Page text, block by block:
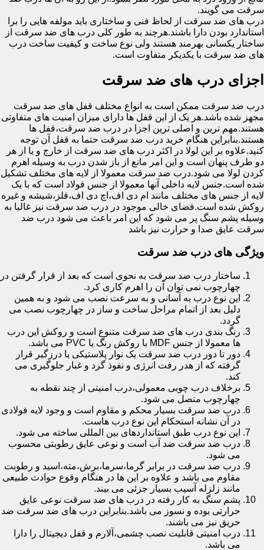
سرقت می گویند.
درب های ضد سرقت از لحاظ فنی و ساختاری باید مولفه هایی را برا
استاندارد بودن دارا باشند.هرچند به طور کلی درب های ضد سرقت از
ساختار یکسانی بهرمند هستند ولی نوع ساخت و کیفیت ساخت درب
های ضد سرقت با یکدیکر متفاوت است.
اجزای درب های ضد سرقت
درب ضد سرقت ممکن است به انواع مختلف قفل های ضد سرقت
مجهز شده باشد.هر یک از این قفل ها دارای میزان امنیت های متفاوتی
هستند.مهم ترین و اصلی ترین اجزا در درب ضد سرقت،قفل ها
هستند.بنابراین هنگام خرید درب ضد سرقت حتما به قفل آن توجه
کنید.علاوه بر این لولا در اکثر درب های ضد سرقت از خارج و یا از هر
دو طرف پنهان است و این امر مانع از باز شدن درب به وسیله اهرم
کردن لولا می شود.درب ضد سرقت معمولا از لایه های مختلف تشکیل
شده است.جنس لایه داخلی آنها معمولا از جنس فولاد است که با یک
لایه از جنس های مختلف مانند ام دی اف،اچ دی اف،فلز،شیشه و غیره
روکش شده است.فضای خالی موجود در درب ضد سرقت نیز غالبا به
وسیله پشم سنگ پر می شود که این امر باعث می شود درب ضد
سرقت عایق صدا و حرارت نیز باشد
ویژگی های درب ضد سرقت
ساختار درب ضد سرقت به نحوی است که بعد از قرار گرفتن در
چهارچوب نمی توان آن را اهرم کاری کرد.
این نوع درب به آسانی و به سرعت نصب می شود و به همین
دلیل بعد از اتمام مراحل ساخت و ساز در چهارچوب نصب می
گردد.
رنگ بندی درب های ضد سرقت متنوع است و روکش این درب
ها معمولا از جنس MDF با روکش رنگ یا PVC می باشد.
دور تا دور درب ضد سرقت یک نوار پلاستیکی یا درزگیر قرار
گرفته که از هدر رفت انرژی و نفوذ گرد و غبار جلوگیری می
کند.
برخلاف درب چوبی معمولی،درب امنیتی از چند نقطه به
چهارچوب متصل می شود.
درب ضد سرقت بسیار محکم و مقاوم است و وجود لایه فولادی
در آن نشانه استحکام این نوع درب هاست.
این نوع درب طبق استانداردهای بین المللی ساخته می شود.
درب ضد سرقت ضد آب است و نوعی عایق رطوبتی محسوب
می شود.
درب ضد سرقت در برابر گرما،سرما،برش،مته،اسید و رطوبت
مقاوم می باشد و علاوه بر این ها در هنگام وقوع حوادث طبیعی
مانند زلزله آسیب بسیار جزئی می بیند.
پشم سنگ به کار رفته در درب های ضد سرقت نوعی عایق
حرارتی بوده و نسوز می باشد.بنابراین درب های ضد سرقت ضد
حریق نیز می باشند.
درب امنیتی قابلیت نصب چشمی،آلارم و قفل دیجیتال را دارا
می باشد.